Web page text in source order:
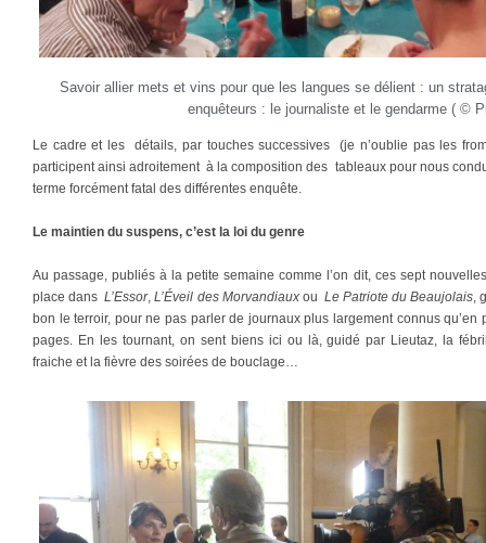
Savoir allier mets et vins pour que les langues se délient : un
enquêteurs : le journaliste et le gendarme ( ©
Le cadre et les détails, par touches successives (je n’oublie pas les
participent ainsi adroitement à la composition des tableaux pour nous
terme forcément fatal des différentes enquête.
Le maintien du suspens, c’est la loi du genre
Au passage, publiés à la petite semaine comme l’on dit, ces sept
place dans L’Essor,L’Éveil des Morvandiaux ou Le Patriote du Beaujolais,
bon le terroir, pour ne pas parler de journaux plus largement connus
pages. En les tournant, on sent biens ici ou là, guidé par Lieutaz, la
fraiche et la fièvre des soirées de bouclage…